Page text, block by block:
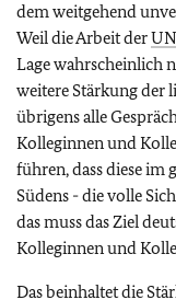
dem weitgehend
Weil die Arbeit der
Lage wahrscheinlich
weitere Stärkung der
übrigens alle
Kolleginnen und
führen, dass diese im
Südens - die volle
das muss das Ziel
Kolleginnen und
Das beinhaltet die